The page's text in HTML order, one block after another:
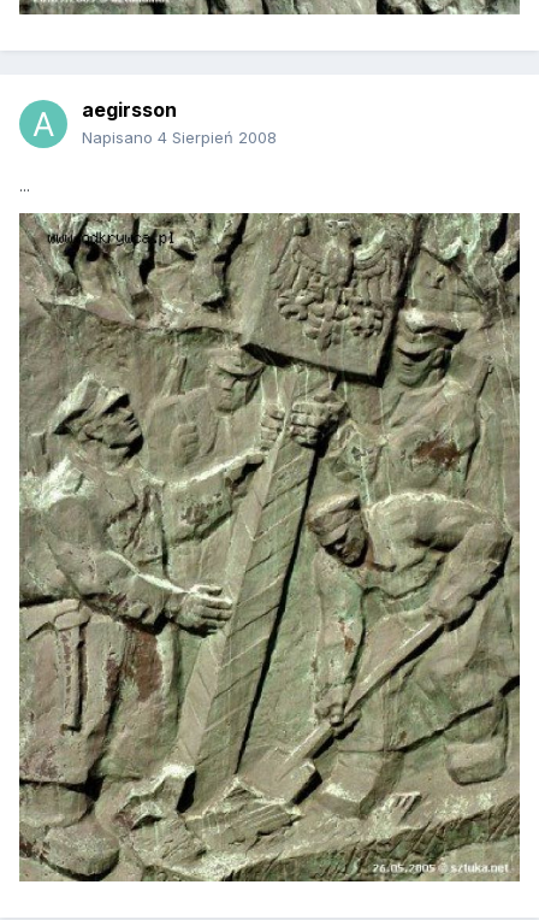
aegirsson
Napisano 4 Sierpień 2008
...